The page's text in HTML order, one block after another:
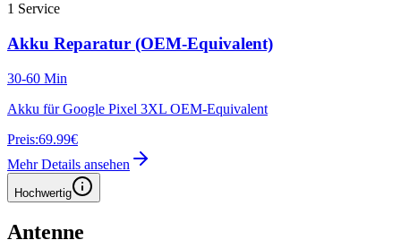
1 Service
Akku Reparatur (OEM-Equivalent)
30-60 Min
Akku für Google Pixel 3XL OEM-Equivalent
Preis:69.99€
Mehr Details ansehen
Hochwertig
Antenne